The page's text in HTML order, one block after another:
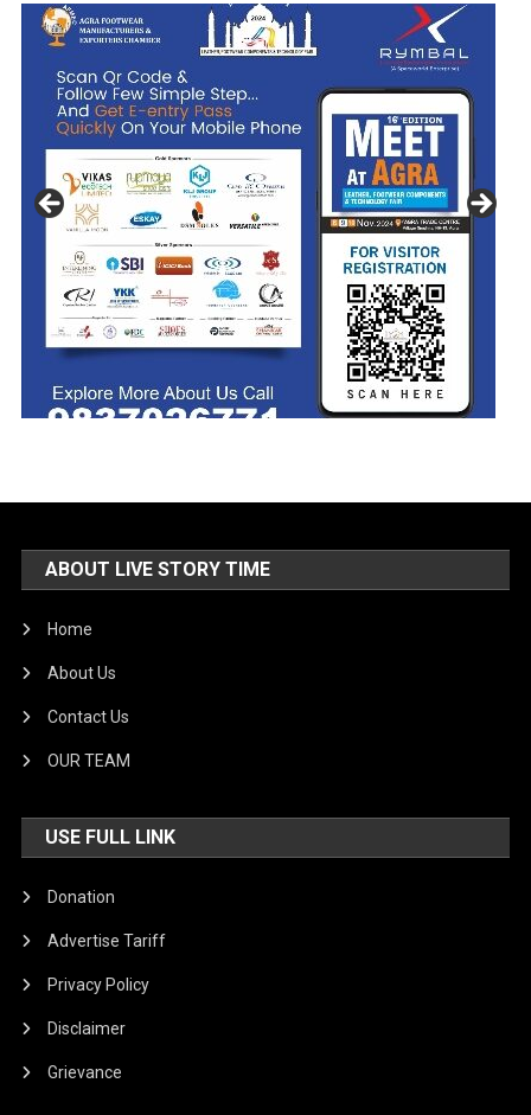
ABOUT LIVE STORY TIME
Home
About Us
Contact Us
OUR TEAM
USE FULL LINK
Donation
Advertise Tariff
Privacy Policy
Disclaimer
Grievance